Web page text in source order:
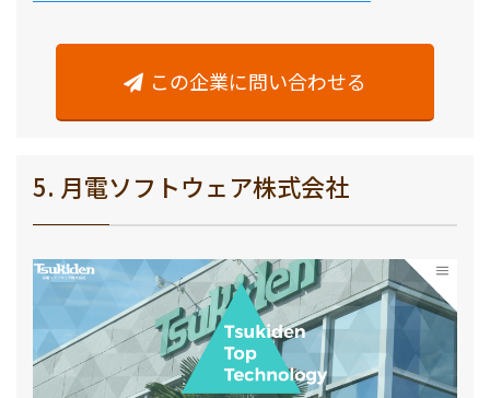
この企業に問い合わせる
5. 月電ソフトウェア株式会社